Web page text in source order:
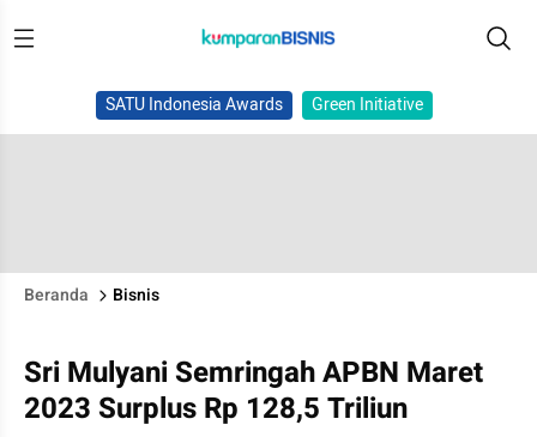
SATU Indonesia Awards Green Initiative
Beranda Bisnis
Sri Mulyani Semringah APBN Maret
2023 Surplus Rp 128,5 Triliun